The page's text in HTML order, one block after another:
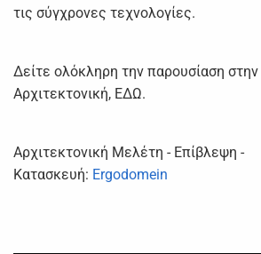
τις σύγχρονες τεχνολογίες.
Δείτε ολόκληρη την παρουσίαση
Αρχιτεκτονική, ΕΔΩ.
Αρχιτεκτονική Μελέτη - Επίβλεψη -
Κατασκευή: Ergodomein